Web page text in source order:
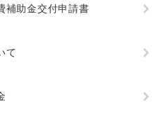
補助金交付申請書
て